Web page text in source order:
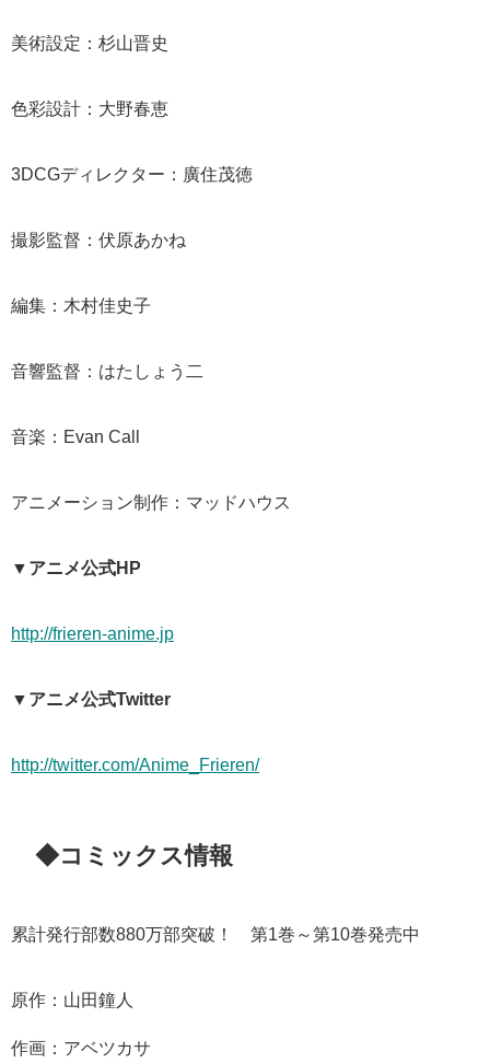
美術設定：杉山晋史
色彩設計：大野春恵
3DCGディレクター：廣住茂徳
撮影監督：伏原あかね
編集：木村佳史子
音響監督：はたしょう二
音楽：Evan Call
アニメーション制作：マッドハウス
▼アニメ公式HP
http://frieren-anime.jp
▼アニメ公式Twitter
http://twitter.com/Anime_Frieren/
◆コミックス情報
累計発行部数880万部突破！ 第1巻～第10巻発売中
原作：山田鐘人
作画：アベツカサ